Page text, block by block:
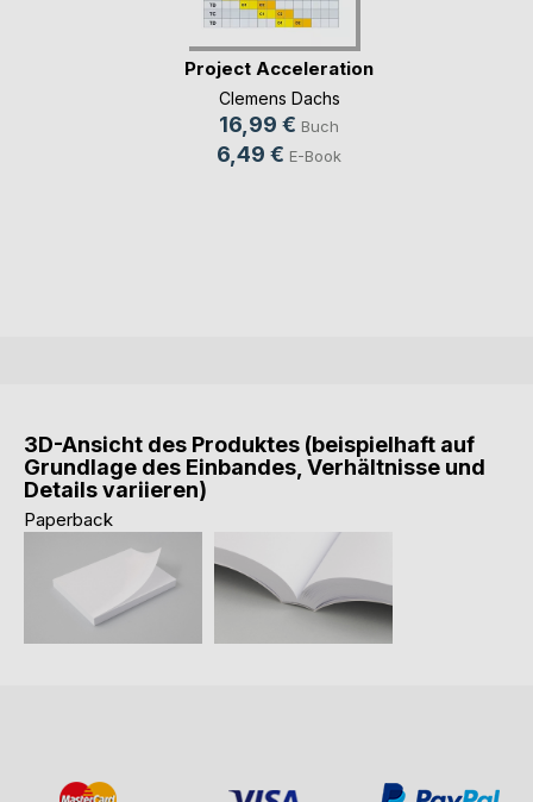
Project Acceleration
Clemens Dachs
16,99 € Buch
6,49 € E-Book
3D-Ansicht des Produktes (beispielhaft auf
Grundlage des Einbandes, Verhältnisse und
Details variieren)
Paperback